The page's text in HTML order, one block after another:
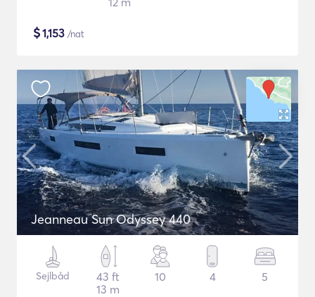
$1,153 /nat
Jeanneau Sun Odyssey 440
Sejlbåd
43 ft
13 m
10 4 5